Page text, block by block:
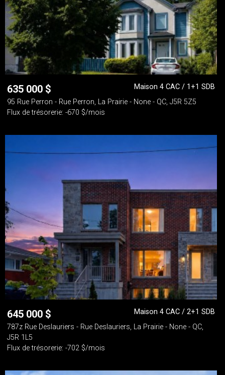
635 000 $
Maison 4 CAC / 1+1 SDB
95 Rue Perron - Rue Perron, La Prairie - None - QC, J5R 5Z5
Flux de trésorerie: -670 $/mois
645 000 $
Maison 4 CAC / 2+1 SDB
787z Rue Deslauriers - Rue Deslauriers, La Prairie - None - QC,
J5R 1L5
Flux de trésorerie: -702 $/mois